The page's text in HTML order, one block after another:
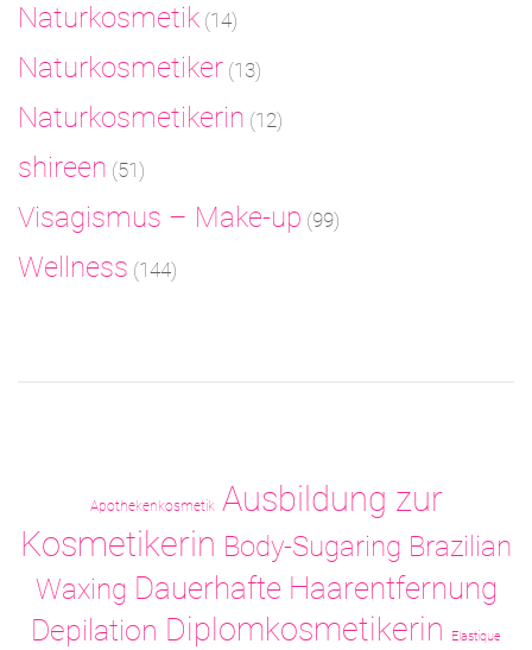
Naturkosmetik (14)
Naturkosmetiker (13)
Naturkosmetikerin (12)
shireen (51)
Visagismus – Make-up (99)
Wellness (144)
Apothekenkosmetik Ausbildung zur
Kosmetikerin Body-Sugaring Brazilian
Waxing Dauerhafte Haarentfernung
Depilation Diplomkosmetikerin Elastique